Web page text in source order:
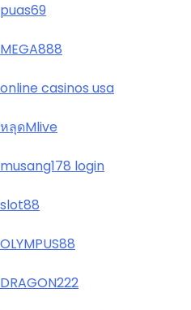
puas69
MEGA888
online casinos usa
หลุดMlive
musang178 login
slot88
OLYMPUS88
DRAGON222